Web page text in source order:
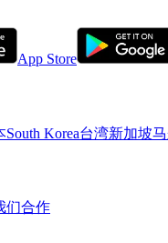
App Store
South Korea台湾新加坡
们合作